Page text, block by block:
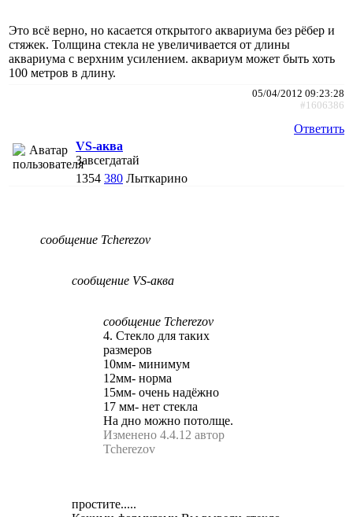
Это всё верно, но касается открытого аквариума без рёбер и
стяжек. Толщина стекла не увеличивается от длины
аквариума с верхним усилением. аквариум может быть хоть
100 метров в длину.
05/04/2012 09:23:28
#1606386
Ответить
VS-аква
Завсегдатай
1354 380 Лыткарино
сообщение Tcherezov
сообщение VS-аква
сообщение Tcherezov
4. Стекло для таких
размеров
10мм- минимум
12мм- норма
15мм- очень надёжно
17 мм- нет стекла
На дно можно потолще.
Изменено 4.4.12 автор
Tcherezov
простите.....